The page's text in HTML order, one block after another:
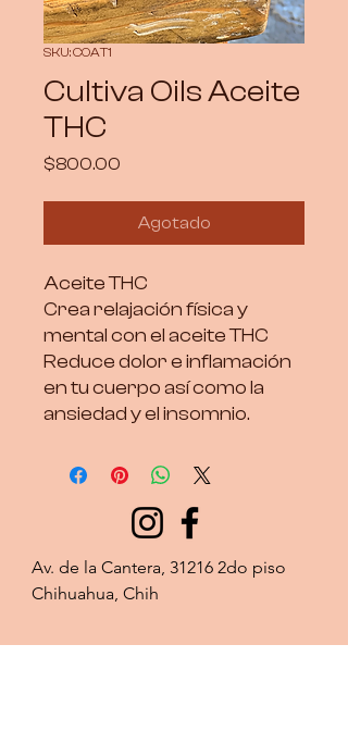
SKU: COAT1
Cultiva Oils Aceite
THC
$800.00
Agotado
Aceite THC
Crea relajación física y
mental con el aceite THC
Reduce dolor e inflamación
en tu cuerpo así como la
ansiedad y el insomnio.
Av. de la Cantera, 31216 2do piso
Chihuahua, Chih